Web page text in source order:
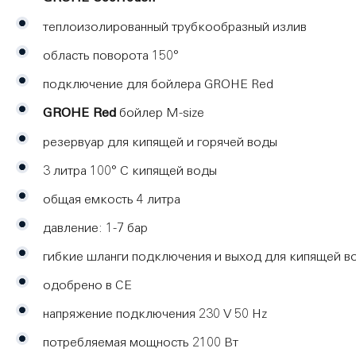
теплоизолированный трубкообразный излив
область поворота 150°
подключение для бойлера GROHE Red
GROHE Red бойлер М-size
резервуар для кипящей и горячей воды
3 литра 100° C кипящей воды
общая емкость 4 литра
давление: 1-7 бар
гибкие шланги подключения и выход для кипящей
одобрено в СE
напряжение подключения 230 V 50 Hz
потребляемая мощность 2100 Вт